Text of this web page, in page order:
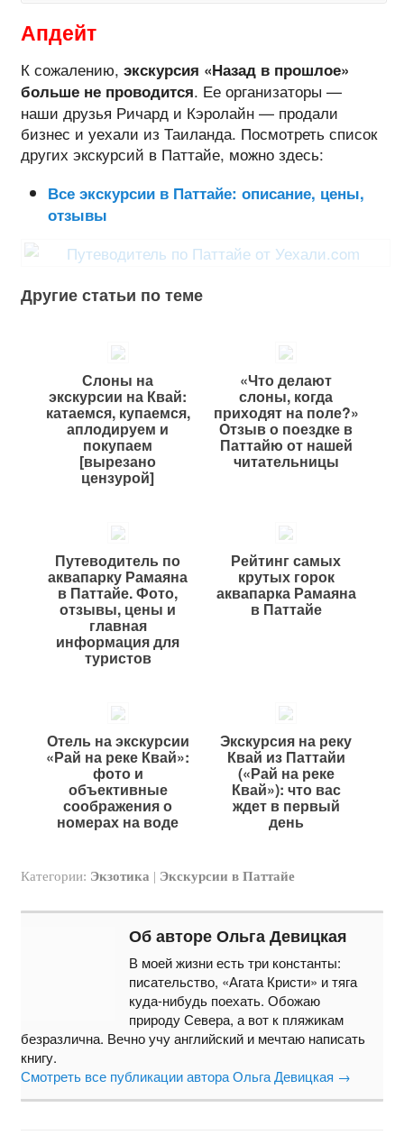
Апдейт
К сожалению, экскурсия «Назад в прошлое»
больше не проводится. Ее организаторы —
наши друзья Ричард и Кэролайн — продали
бизнес и уехали из Таиланда. Посмотреть список
других экскурсий в Паттайе, можно здесь:
Все экскурсии в Паттайе: описание, цены,
отзывы
Другие статьи по теме
Слоны на
экскурсии на Квай:
катаемся, купаемся,
аплодируем и
покупаем
[вырезано
цензурой]
«Что делают
слоны, когда
приходят на поле?»
Отзыв о поездке в
Паттайю от нашей
читательницы
Путеводитель по
аквапарку Рамаяна
в Паттайе. Фото,
отзывы, цены и
главная
информация для
туристов
Рейтинг самых
крутых горок
аквапарка Рамаяна
в Паттайе
Отель на экскурсии
«Рай на реке Квай»:
фото и
объективные
соображения о
номерах на воде
Экскурсия на реку
Квай из Паттайи
(«Рай на реке
Квай»): что вас
ждет в первый
день
Категории: Экзотика | Экскурсии в Паттайе
Об авторе Ольга Девицкая
В моей жизни есть три константы:
писательство, «Агата Кристи» и тяга
куда-нибудь поехать. Обожаю
природу Севера, а вот к пляжикам
безразлична. Вечно учу английский и мечтаю написать
книгу.
Смотреть все публикации автора Ольга Девицкая →